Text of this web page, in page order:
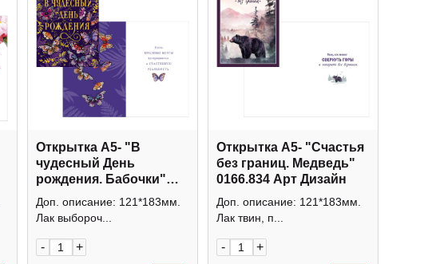
Открытка А5- "В
чудесный День
рождения. Бабочки"
0164.810 Арт Дизайн
Доп. описание: 121*183мм.
Лак выбороч...
- +
Открытка А5- "Счастья
без границ. Медведь"
0166.834 Арт Дизайн
Доп. описание: 121*183мм.
Лак твин, п...
- +